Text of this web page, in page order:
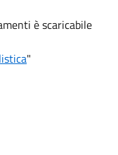
è scaricabile
"